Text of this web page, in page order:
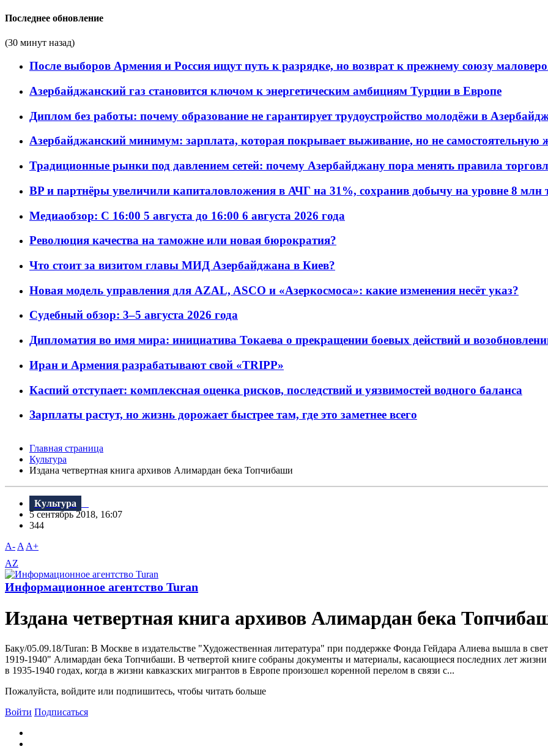
Последнее обновление
(30 минут назад)
После выборов Армения и Россия ищут путь к разрядке, но возврат к прежнему союзу
Азербайджанский газ становится ключом к энергетическим амбициям Турции в Европе
Диплом без работы: почему образование не гарантирует трудоустройство молодёжи в
Азербайджанский минимум: зарплата, которая покрывает выживание, но не самостоятельную
Традиционные рынки под давлением сетей: почему Азербайджану пора менять правила
BP и партнёры увеличили капиталовложения в АЧГ на 31%, сохранив добычу на уровне 8 млн
Медиаобзор: С 16:00 5 августа до 16:00 6 августа 2026 года
Революция качества на таможне или новая бюрократия?
Что стоит за визитом главы МИД Азербайджана в Киев?
Новая модель управления для AZAL, ASCO и «Азеркосмоса»: какие изменения несёт указ?
Судебный обзор: 3–5 августа 2026 года
Дипломатия во имя мира: инициатива Токаева о прекращении боевых действий и
Иран и Армения разрабатывают свой «TRIPP»
Каспий отступает: комплексная оценка рисков, последствий и уязвимостей водного баланса
Зарплаты растут, но жизнь дорожает быстрее там, где это заметнее всего
Главная страница
Культура
Издана четвертная книга архивов Алимардан бека Топчибаши
Культура
5 сентябрь 2018, 16:07
344
A- A A+
AZ
Информационное агентство Turan
Издана четвертная книга архивов Алимардан бека
Баку/05.09.18/Turan: B Москве в издательстве "Художественная литература" при поддержке Фонда Гейдара Алиева вышла в
1919-1940" Алимардан бека Топчибаши. B четвертой книге собраны документы и материалы, касающиеся последних лет
в 1935-1940 годах, когда в жизни кавказских мигрантов в Европе произошел коренной перелом в связи с...
Пожалуйста, войдите или подпишитесь, чтобы читать больше
Войти Подписаться